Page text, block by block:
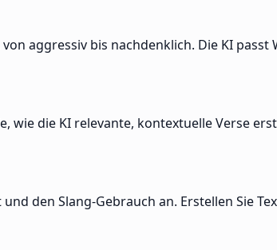
aggressiv bis nachdenklich. Die KI
wie die KI relevante, kontextuelle Verse
den Slang-Gebrauch an. Erstellen Sie